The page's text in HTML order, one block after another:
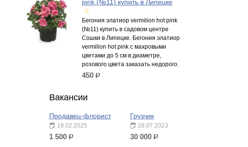
pink (№11) купить в Липецке
Бегония элатиор vermilion hot pink
(№11) купить в садовом центре
Сошки в Липецке. Бегония элатиор
vermilion hot pink c махровыми
цветами до 5 см в диаметре,
розового цвета заказать недорого.
450р.
Вакансии
Продавец-флорист
19.02.2025
1 500 р.
Грузчик
28.07.2023
30 000 р.